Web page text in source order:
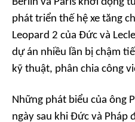
phát triển thế hệ xe tăng
Leopard 2 của Đức và
dự án nhiều lần bị chậm
kỹ thuật, phân chia công
Những phát biểu của ông
ngày sau khi Đức và Pháp